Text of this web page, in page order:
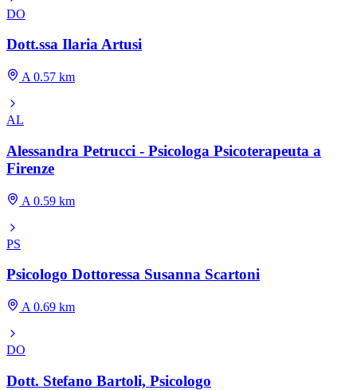
DO
Dott.ssa Ilaria Artusi
A 0.57 km
AL
Alessandra Petrucci - Psicologa Psicoterapeuta a
Firenze
A 0.59 km
PS
Psicologo Dottoressa Susanna Scartoni
A 0.69 km
DO
Dott. Stefano Bartoli, Psicologo